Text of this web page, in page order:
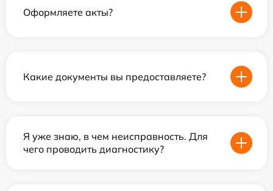
Оформляете акты?
Какие документы вы предоставляете?
Я уже знаю, в чем неисправность. Для
чего проводить диагностику?